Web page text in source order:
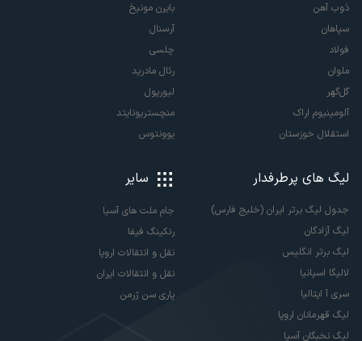
ذوب آهن
سپاهان
فولاد
ملوان
گل‌گهر
آلومینیوم اراک
استقلال خوزستان
بایرن مونیخ
آرسنال
چلسی
رئال مادرید
لیورپول
منچستریونایتد
یوونتوس
لیگ های پرطرفدار
جدول لیگ برتر ایران (خلیج فارس)
لیگ آزادگان
لیگ برتر انگلیس
لالیگا اسپانیا
سری آ ایتالیا
لیگ قهرمانان اروپا
لیگ نخبگان آسیا
سایر
جام ملت های آسیا
رنکینگ فیفا
نقل و انتقالات اروپا
نقل و انتقالات ایران
پاری سن ژرمن